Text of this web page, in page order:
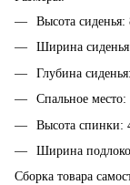
Высота сиденья:
Ширина
Глубина
Спальное
Высота спинки:
Ширина
Сборка товара